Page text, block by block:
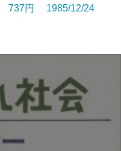
737円 1985/12/24